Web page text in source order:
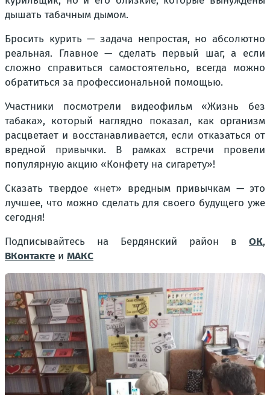
дышать табачным дымом.
Бросить курить — задача непростая, но абсолютно
реальная. Главное — сделать первый шаг, а если
сложно справиться самостоятельно, всегда можно
обратиться за профессиональной помощью.
Участники посмотрели видеофильм «Жизнь без
табака», который наглядно показал, как организм
расцветает и восстанавливается, если отказаться от
вредной привычки. В рамках встречи провели
популярную акцию «Конфету на сигарету»!
Сказать твердое «нет» вредным привычкам — это
лучшее, что можно сделать для своего будущего уже
сегодня!
Подписывайтесь на Бердянский район в ОК,
ВКонтакте и МАКС